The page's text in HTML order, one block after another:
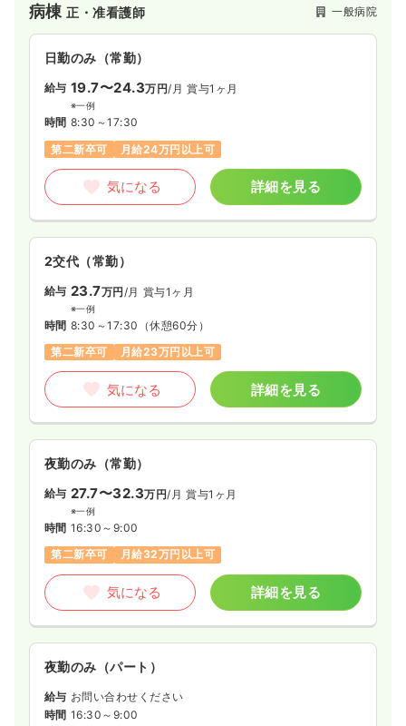
訓練にも積極的に取り組んでいます。
病棟正・准看護師 一般病院
日勤のみ（常勤）
給与 19.7〜24.3万円/月 賞与1ヶ月
※一例
時間 8:30～17:30
第二新卒可
月給24万円以上可
気になる 詳細を見る
2交代（常勤）
給与 23.7万円 /月 賞与1ヶ月
※一例
時間 8:30～17:30 （休憩60分）
第二新卒可
月給23万円以上可
気になる 詳細を見る
夜勤のみ（常勤）
給与 27.7〜32.3万円/月 賞与1ヶ月
※一例
時間 16:30～9:00
第二新卒可
月給32万円以上可
気になる 詳細を見る
夜勤のみ（パート）
給与 お問い合わせください
時間 16:30～9:00